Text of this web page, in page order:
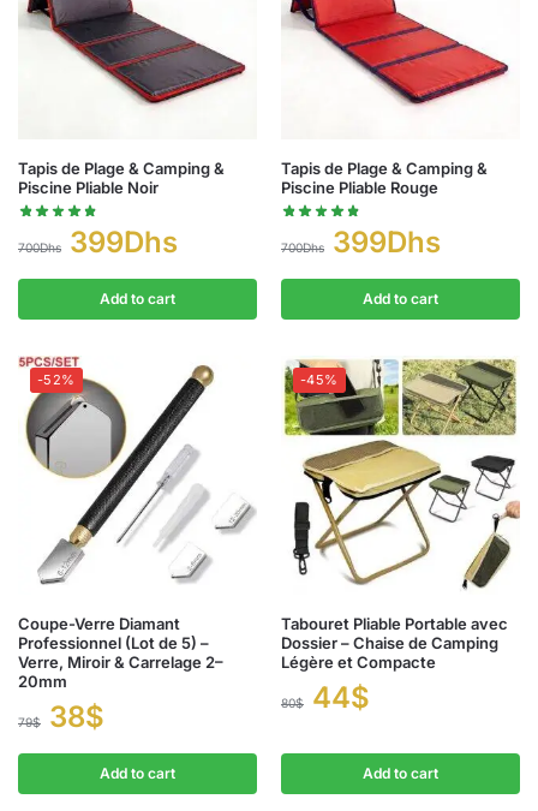
Tapis de Plage & Camping &
Piscine Pliable Noir
700Dhs 399Dhs
Add to cart
Tapis de Plage & Camping &
Piscine Pliable Rouge
700Dhs 399Dhs
Add to cart
-52%
Coupe-Verre Diamant
Professionnel (Lot de 5) –
Verre, Miroir & Carrelage 2–
20mm
79$ 38$
Add to cart
-45%
Tabouret Pliable Portable avec
Dossier – Chaise de Camping
Légère et Compacte
80$ 44$
Add to cart